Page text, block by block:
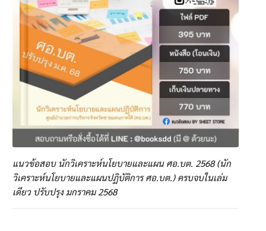
แนวข้อสอบ นักวิเคราะห์นโยบายและแผน ศอ.บต. 2568 (นัก
วิเคราะห์นโยบายและแผนปฏิบัติการ ศอ.บต.) ครบจบในเล่ม
เดียว ปรับปรุง มกราคม 2568